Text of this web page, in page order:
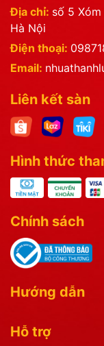
Địa chỉ: số 5
Hà Nội
Điện thoại:
Email:
Liên kết sàn
Hình thức
Chính sách
Hướng dẫn
Hỗ trợ